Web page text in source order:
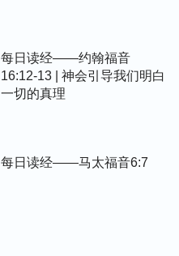
每日读经——约翰福音
16:12-13 | 神会引导我们明白
一切的真理
每日读经——马太福音6:7